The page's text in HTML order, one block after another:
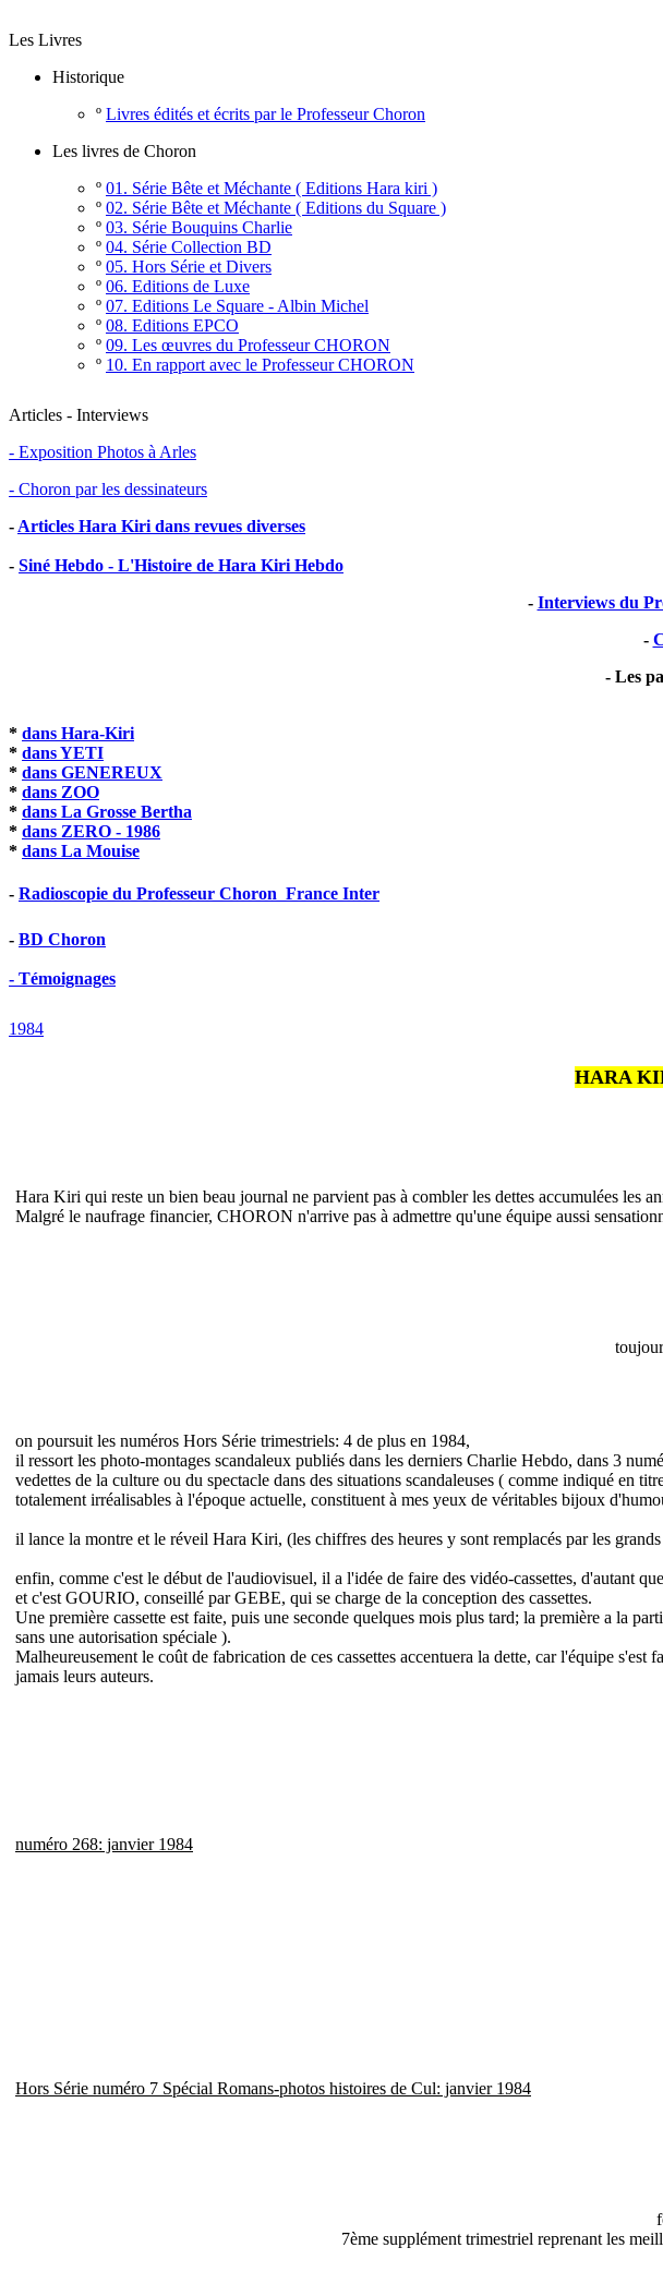
Les Livres
Historique
º Livres édités et écrits par le Professeur Choron
Les livres de Choron
º 01. Série Bête et Méchante ( Editions Hara kiri )
º 02. Série Bête et Méchante ( Editions du Square )
º 03. Série Bouquins Charlie
º 04. Série Collection BD
º 05. Hors Série et Divers
º 06. Editions de Luxe
º 07. Editions Le Square - Albin Michel
º 08. Editions EPCO
º 09. Les œuvres du Professeur CHORON
º 10. En rapport avec le Professeur CHORON
Articles - Interviews
- Exposition Photos à Arles
- Choron par les dessinateurs
- Articles Hara Kiri dans revues diverses
- Siné Hebdo - L'Histoire de Hara Kiri Hebdo
- Interviews du
-
- Les
* dans Hara-Kiri
* dans YETI
* dans GENEREUX
* dans ZOO
* dans La Grosse Bertha
* dans ZERO - 1986
* dans La Mouise
- Radioscopie du Professeur Choron  France Inter
- BD Choron
- Témoignages
1984
HARA
Hara Kiri qui reste un bien beau journal ne parvient pas à combler les dettes accumulées les
Malgré le naufrage financier, CHORON n'arrive pas à admettre qu'une équipe aussi
on poursuit les numéros Hors Série trimestriels: 4 de plus en 1984,
il ressort les photo-montages scandaleux publiés dans les derniers Charlie Hebdo, dans 3
vedettes de la culture ou du spectacle dans des situations scandaleuses ( comme indiqué
totalement irréalisables à l'époque actuelle, constituent à mes yeux de véritables bijoux
il lance la montre et le réveil Hara Kiri, (les chiffres des heures y sont remplacés par les
enfin, comme c'est le début de l'audiovisuel, il a l'idée de faire des vidéo-cassettes, d'autant
et c'est GOURIO, conseillé par GEBE, qui se charge de la conception des cassettes.
Une première cassette est faite, puis une seconde quelques mois plus tard; la première a la
sans une autorisation spéciale ).
Malheureusement le coût de fabrication de ces cassettes accentuera la dette, car l'équipe
jamais leurs auteurs.
numéro 268: janvier 1984
Hors Série numéro 7 Spécial Romans-photos histoires de Cul: janvier 1984
7ème supplément trimestriel reprenant les